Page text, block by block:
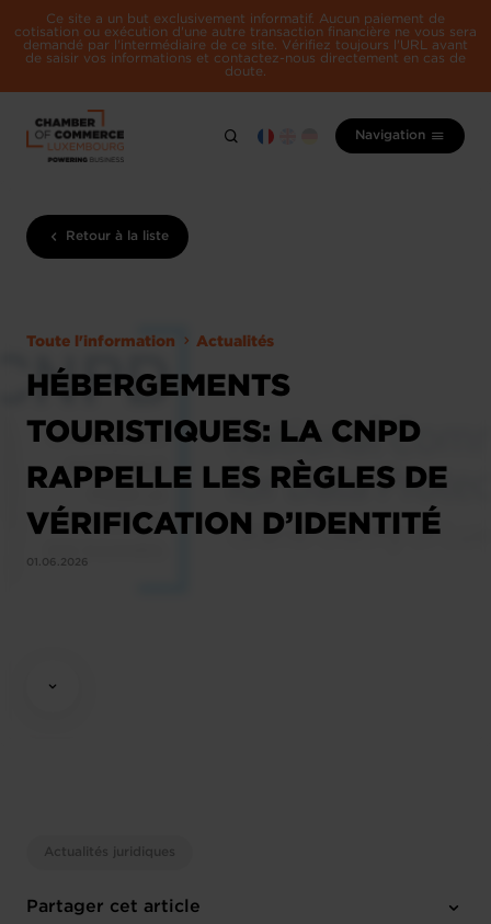
Ce site a un but exclusivement informatif. Aucun paiement de
cotisation ou exécution d'une autre transaction financière ne vous sera
demandé par l'intermédiaire de ce site. Vérifiez toujours l'URL avant
de saisir vos informations et contactez-nous directement en cas de
doute.
Navigation
Retour à la liste
Toute l'information Actualités
HÉBERGEMENTS
TOURISTIQUES: LA CNPD
RAPPELLE LES RÈGLES DE
VÉRIFICATION D’IDENTITÉ
01.06.2026
Actualités juridiques
Partager cet article